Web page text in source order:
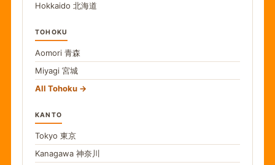
Hokkaido 北海道
TOHOKU
Aomori 青森
Miyagi 宮城
All Tohoku
KANTO
Tokyo 東京
Kanagawa 神奈川